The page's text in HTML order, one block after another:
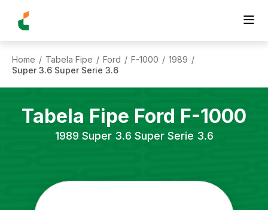
Home / Tabela Fipe / Ford / F-1000 / 1989 /
Super 3.6 Super Serie 3.6
Tabela Fipe Ford F-1000
1989 Super 3.6 Super Serie 3.6